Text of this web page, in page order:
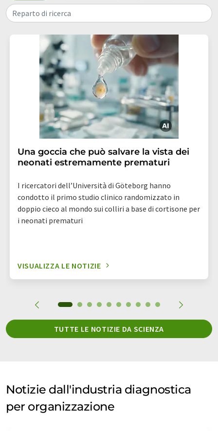
Reparto di ricerca
Una goccia che può salvare la vista dei
neonati estremamente prematuri
I ricercatori dell’Università di Göteborg hanno
condotto il primo studio clinico randomizzato in
doppio cieco al mondo sui colliri a base di cortisone per
i neonati prematuri
VISUALIZZA LE NOTIZIE
TUTTE LE NOTIZIE DA SCIENZA
Notizie dall'industria diagnostica
per organizzazione